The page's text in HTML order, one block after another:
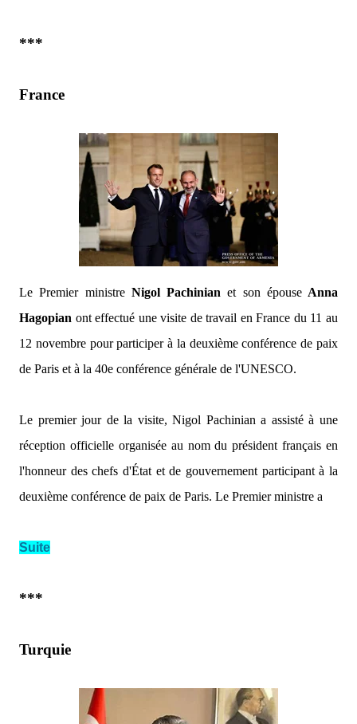
***
France
Le Premier ministre Nigol Pachinianet son épouseAnna
Hagopian ont effectué une visite de travail en France du 11 au
12 novembre pour participer à la deuxième conférence de paix
de Paris et à la 40e conférence générale de l'UNESCO.
Le premier jour de la visite, Nigol Pachinian a assisté à une
réception officielle organisée au nom du président français en
l'honneur des chefs d'État et de gouvernement participant à la
deuxième conférence de paix de Paris. Le Premier ministre a
Suite
***
Turquie